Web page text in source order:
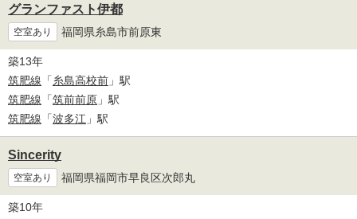
グランファスト伊都
空室あり 福岡県糸島市前原東
築13年
筑肥線 「糸島高校前 」駅
筑肥線 「筑前前原 」駅
筑肥線 「波多江 」駅
Sincerity
空室あり 福岡県福岡市早良区次郎丸
築10年